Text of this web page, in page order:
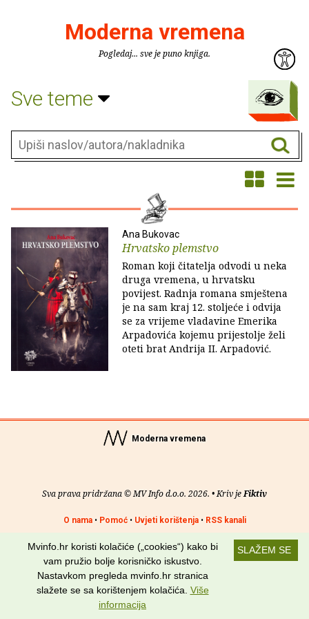
Moderna vremena
Pogledaj... sve je puno knjiga.
Sve teme
Ana Bukovac
Hrvatsko plemstvo
Roman koji čitatelja odvodi u neka
druga vremena, u hrvatsku
povijest. Radnja romana smještena
je na sam kraj 12. stoljeće i odvija
se za vrijeme vladavine Emerika
Arpadovića kojemu prijestolje želi
oteti brat Andrija II. Arpadović.
Moderna vremena
Sva prava pridržana © MV Info d.o.o. 2026. • Kriv jeFiktiv
O nama• Pomoć• Uvjeti korištenja• RSS kanali
Potraži nas na: SLAŽEM SE
Mvinfo.hr koristi kolačiće („cookies“) kako bi
vam pružio bolje korisničko iskustvo.
Nastavkom pregleda mvinfo.hr stranica
slažete se sa korištenjem kolačića. Više
informacija